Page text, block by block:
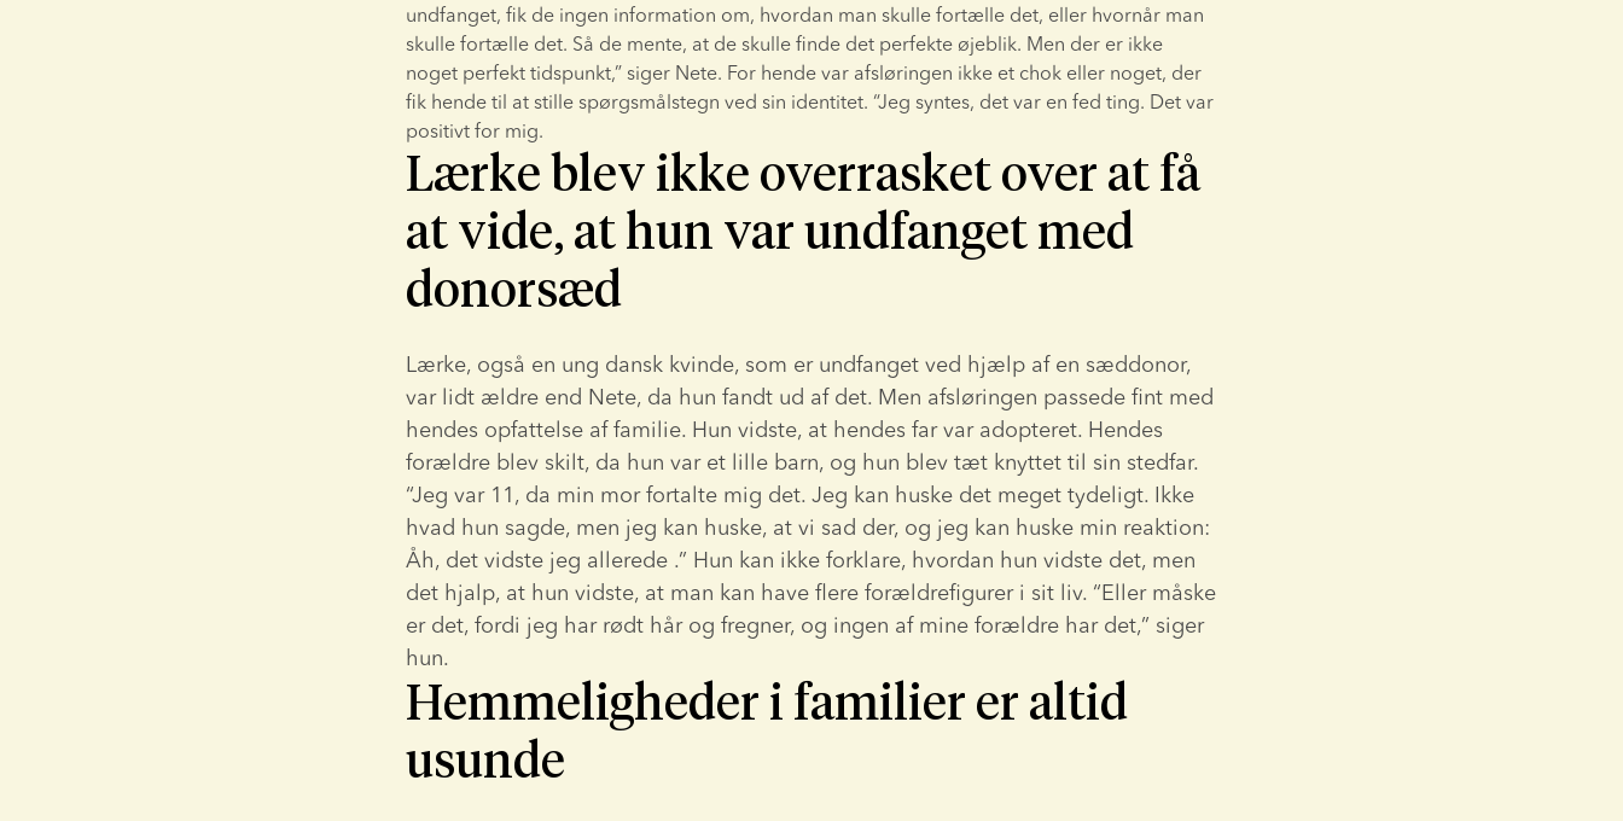
undfanget, fik de ingen information om, hvordan man skulle fortælle det, eller hvornår man
skulle fortælle det. Så de mente, at de skulle finde det perfekte øjeblik. Men der er ikke
noget perfekt tidspunkt,” siger Nete. For hende var afsløringen ikke et chok eller noget, der
fik hende til at stille spørgsmålstegn ved sin identitet. “Jeg syntes, det var en fed ting. Det var
positivt for mig.
Lærke blev ikke overrasket over at få
at vide, at hun var undfanget med
donorsæd
Lærke, også en ung dansk kvinde, som er undfanget ved hjælp af en sæddonor,
var lidt ældre end Nete, da hun fandt ud af det. Men afsløringen passede fint med
hendes opfattelse af familie. Hun vidste, at hendes far var adopteret. Hendes
forældre blev skilt, da hun var et lille barn, og hun blev tæt knyttet til sin stedfar.
“Jeg var 11, da min mor fortalte mig det. Jeg kan huske det meget tydeligt. Ikke
hvad hun sagde, men jeg kan huske, at vi sad der, og jeg kan huske min reaktion:
Åh, det vidste jeg allerede .” Hun kan ikke forklare, hvordan hun vidste det, men
det hjalp, at hun vidste, at man kan have flere forældrefigurer i sit liv. “Eller måske
er det, fordi jeg har rødt hår og fregner, og ingen af mine forældre har det,” siger
hun.
Hemmeligheder i familier er altid
usunde